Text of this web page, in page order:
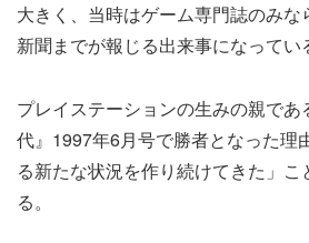
大きく、当時はゲーム専門誌のみな
新聞までが報じる出来事になってい
プレイステーションの生みの親であ
代』1997年6月号で勝者となった理
る新たな状況を作り続けてきた」
る。